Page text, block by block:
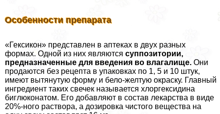
Особенности препарата
«Гексикон» представлен в аптеках в двух разных
формах. Одной из них являются суппозитории,
предназначенные для введения во влагалище. Они
продаются без рецепта в упаковках по 1, 5 и 10 штук,
имеют вытянутую форму и бело-желтую окраску. Главный
ингредиент таких свечек называется хлоргексидина
биглюконатом. Его добавляют в состав лекарства в виде
20%-ного раствора, а дозировка чистого вещества на